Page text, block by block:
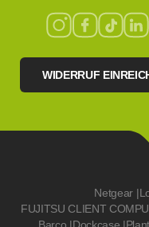
WIDERRUF
Netgear |
FUJITSU CLIENT